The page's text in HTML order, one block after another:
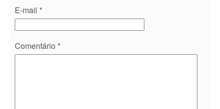
E-mail *
Comentário *